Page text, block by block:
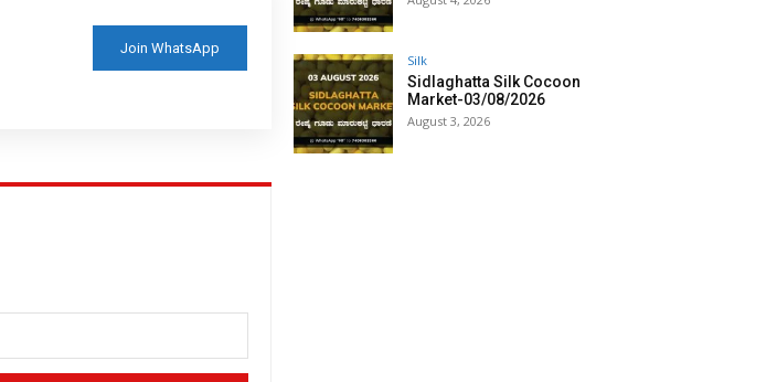
Join WhatsApp
Silk
Sidlaghatta Silk Cocoon
Market-03/08/2026
August 3, 2026